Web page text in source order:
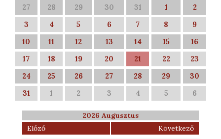
27 28 29 30 31 1
2
3
4 5 6 7 8
9
10
11 12 13 14 15
16
17
18 19 20 21 22
23
24
25 26 27 28 29
30
31
1 2 3 4 5 6
2026 Augusztus
Előző
Következő